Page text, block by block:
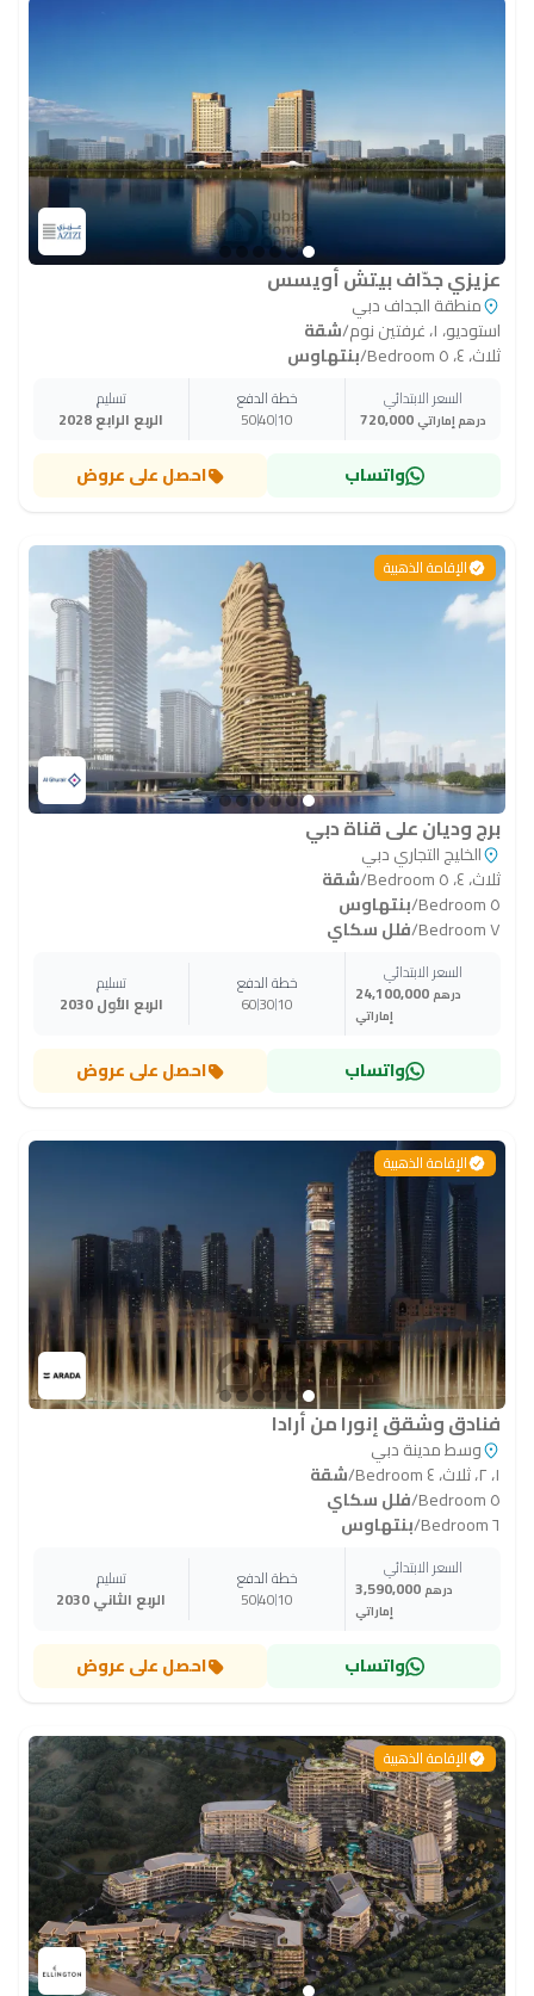
عزيزي جدّاف بيتش أويسس
منطقة الجداف دبي
استوديو، ١، غرفتين نوم
/شقة
ثلاث، ٤، ٥ Bedroom
/بنتهاوس
السعر الابتدائي
720,000درهم إماراتي
خطة الدفع
10
40
50
تسليم
الربع الرابع 2028
واتساب احصل على عروض
الإقامة الذهبية
برج وديان على قناة دبي
الخليج التجاري دبي
ثلاث، ٤، ٥ Bedroom
/شقة
٥ Bedroom
/بنتهاوس
٧ Bedroom
/فلل سكاي
السعر الابتدائي
24,100,000 درهم
إماراتي
خطة الدفع
10
30
60
تسليم
الربع الأول 2030
واتساب احصل على عروض
الإقامة الذهبية
فنادق وشقق إنورا من أرادا
وسط مدينة دبي
١، ٢، ثلاث، ٤ Bedroom
/شقة
٥ Bedroom
/فلل سكاي
٦ Bedroom
/بنتهاوس
السعر الابتدائي
3,590,000 درهم
إماراتي
خطة الدفع
10
40
50
تسليم
الربع الثاني 2030
واتساب احصل على عروض
الإقامة الذهبية